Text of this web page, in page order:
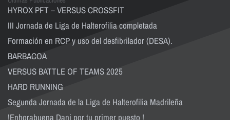
HYROX PFT – VERSUS CROSSFIT
III Jornada de Liga de Halterofilia completada
Formación en RCP y uso del desfibrilador (DESA).
BARBACOA
VERSUS BATTLE OF TEAMS 2025
HARD RUNNING
Segunda Jornada de la Liga de Halterofilia Madrileña
!Enhorabuena Dani por tu primer puesto !